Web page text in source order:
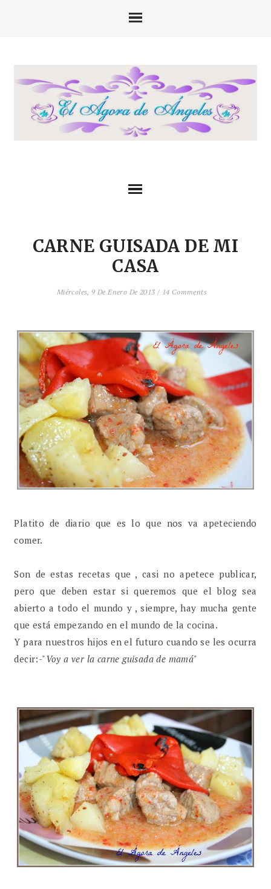
CARNE GUISADA DE MI
CASA
Miércoles, 9 De Enero De 2013 / 14 Comments
Platito de diario que es lo que nos va apeteciendo
comer.
Son de estas recetas que , casi no apetece publicar,
pero que deben estar si queremos que el blog sea
abierto a todo el mundo y , siempre, hay mucha gente
que está empezando en el mundo de la cocina.
Y para nuestros hijos en el futuro cuando se les ocurra
decir:-"Voy a ver la carne guisada de mamá"